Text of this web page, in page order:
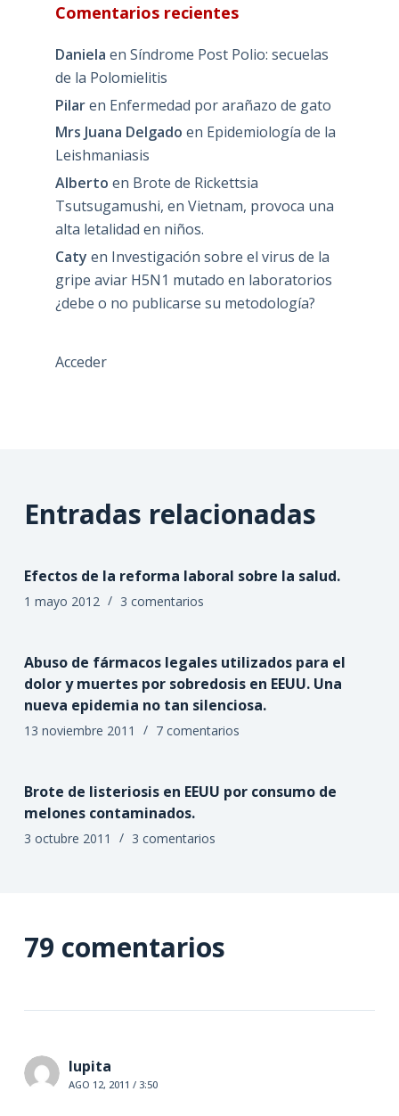
Comentarios recientes
Daniela en Síndrome Post Polio: secuelas
de la Polomielitis
Pilaren Enfermedad por arañazo de gato
Mrs Juana Delgado en Epidemiología de la
Leishmaniasis
Alberto en Brote de Rickettsia
Tsutsugamushi, en Vietnam, provoca una
alta letalidad en niños.
Caty en Investigación sobre el virus de la
gripe aviar H5N1 mutado en laboratorios
¿debe o no publicarse su metodología?
Acceder
Entradas relacionadas
Efectos de la reforma laboral sobre la salud.
1 mayo 2012 3 comentarios
Abuso de fármacos legales utilizados para el
dolor y muertes por sobredosis en EEUU. Una
nueva epidemia no tan silenciosa.
13 noviembre 2011 7 comentarios
Brote de listeriosis en EEUU por consumo de
melones contaminados.
3 octubre 2011 3 comentarios
79 comentarios
lupita
AGO 12, 2011 / 3:50